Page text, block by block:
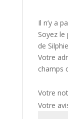
Il n’y a
Soyez le
de
Votre
champs
Votre
Votre